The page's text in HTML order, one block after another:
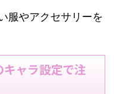
服やアクセサリーを
ャラ設定で注